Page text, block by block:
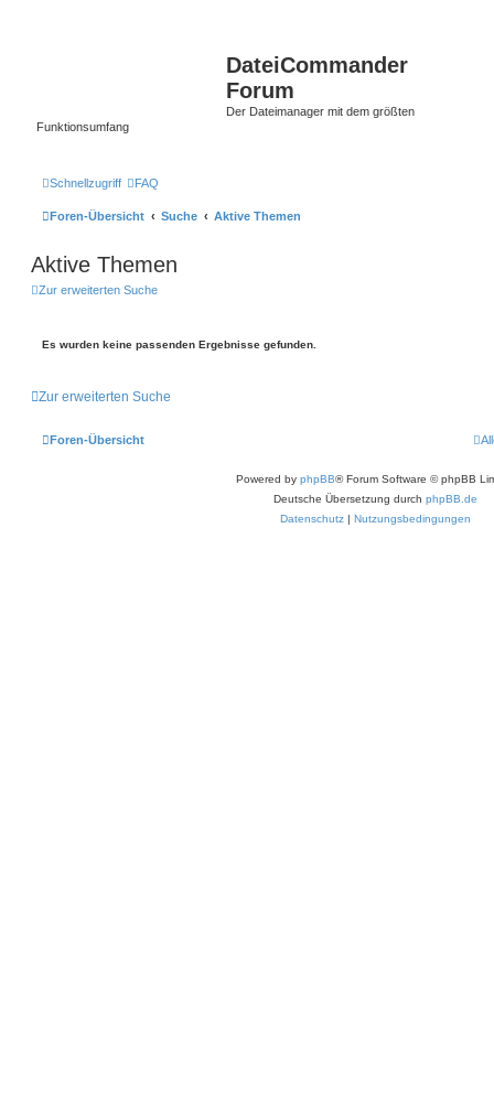
DateiCommander
Forum
Der Dateimanager mit dem größten
Funktionsumfang
Schnellzugriff FAQ
Foren-Übersicht Suche Aktive Themen
Aktive Themen
Zur erweiterten Suche
Es wurden keine passenden Ergebnisse gefunden.
Zur erweiterten Suche
Foren-Übersicht
Powered by phpBB® Forum Software © phpBB
Deutsche Übersetzung durch phpBB.de
Datenschutz | Nutzungsbedingungen